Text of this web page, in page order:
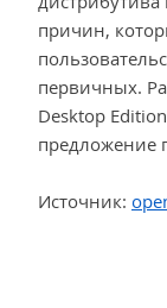
причин,
первичных.
Desktop
предложение
Источник: